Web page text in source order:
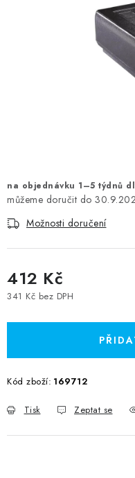
na objednávku 1–5 týdnů
Možnosti doručení
412 Kč
341 Kč bez DPH
Kód zboží: 169712
Tisk Zeptat se